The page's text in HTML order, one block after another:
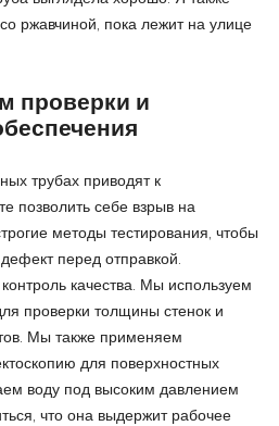
ржавчиной, пока лежит на улице
проверки и
трубах приводят к
позволить себе взрыв на
методы тестирования, чтобы
перед отправкой.
качества. Мы используем
проверки толщины стенок и
Мы также применяем
для поверхностных
воду под высоким давлением
что она выдержит рабочее